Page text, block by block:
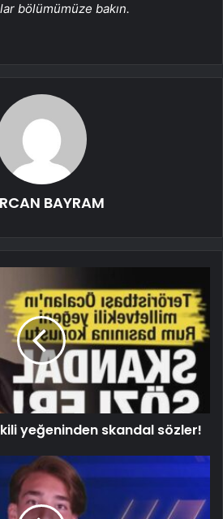
bölümümüze bakın.
BAYRAM
yeğeninden skandal sözler!